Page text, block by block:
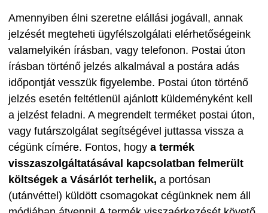
Amennyiben élni szeretne elállási jogávall, annak
jelzését megteheti ügyfélszolgálati elérhetőségeink
valamelyikén írásban, vagy telefonon. Postai úton
írásban történő jelzés alkalmával a postára adás
időpontját vesszük figyelembe. Postai úton történő
jelzés esetén feltétlenül ajánlott küldeményként kell
a jelzést feladni. A megrendelt terméket postai úton,
vagy futárszolgálat segítségével juttassa vissza a
cégünk címére. Fontos, hogy a termék
visszaszolgáltatásával kapcsolatban felmerült
költségek a Vásárlót terhelik, a portósan
(utánvéttel) küldött csomagokat cégünknek nem áll